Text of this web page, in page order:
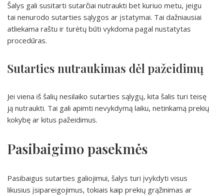
Šalys gali susitarti sutarčiai nutraukti bet kuriuo metu, jeigu
tai nenurodo sutarties sąlygos ar įstatymai. Tai dažniausiai
atliekama raštu ir turėtų būti vykdoma pagal nustatytas
procedūras.
Sutarties nutraukimas dėl pažeidimų
Jei viena iš šalių nesilaiko sutarties sąlygų, kita šalis turi teisę
ją nutraukti. Tai gali apimti nevykdymą laiku, netinkamą prekių
kokybę ar kitus pažeidimus.
Pasibaigimo pasekmės
Pasibaigus sutarties galiojimui, šalys turi įvykdyti visus
likusius įsipareigojimus, tokiais kaip prekių grąžinimas ar